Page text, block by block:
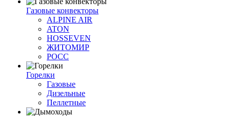
Газовые конвекторы
ALPINE AIR
ATON
HOSSEVEN
ЖИТОМИР
РОСС
Горелки
Газовые
Дизельные
Пеллетные